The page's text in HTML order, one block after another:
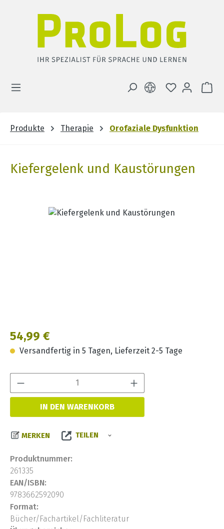
DU HAST 0
Produkte Therapie Orofaziale Dysfunktion
Kiefergelenk und Kaustörungen
Bildergalerie überspringen
Regulärer Preis:
54,99 €
Versandfertig in 5 Tagen, Lieferzeit 2-5 Tage
IN DEN WARENKORB
MERKEN TEILEN
Produktnummer:
261335
EAN/ISBN:
9783662592090
Format:
Bücher/Fachartikel/Fachliteratur